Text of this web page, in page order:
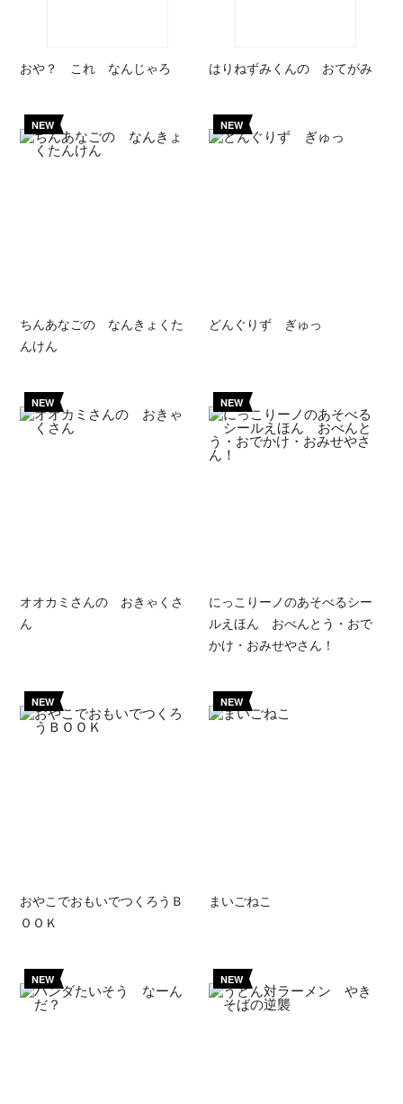
おや？ これ なんじゃろ はりねずみくんの おてがみ
NEW
ちんあなごの なんきょくた
んけん
NEW
どんぐりず ぎゅっ
NEW
オオカミさんの おきゃくさ
ん
NEW
にっこりーノのあそべるシー
ルえほん おべんとう・おで
かけ・おみせやさん！
NEW
おやこでおもいでつくろうＢ
ＯＯＫ
NEW
まいごねこ
NEW NEW